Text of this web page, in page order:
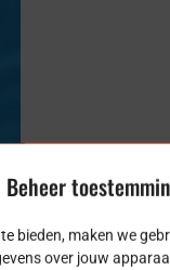
Beheer
bieden, maken we
over jouw